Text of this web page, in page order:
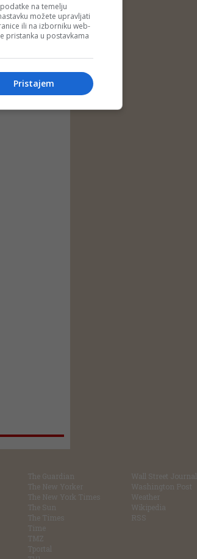
The Guardian
The New Yorker
The New York Times
The Sun
The Times
Time
TMZ
Tportal
Wall Street Journal
Washington Post
Weather
Wikipedia
RSS
na temelju
možete upravljati
ili na izborniku web-
pristanka u postavkama
Pristajem